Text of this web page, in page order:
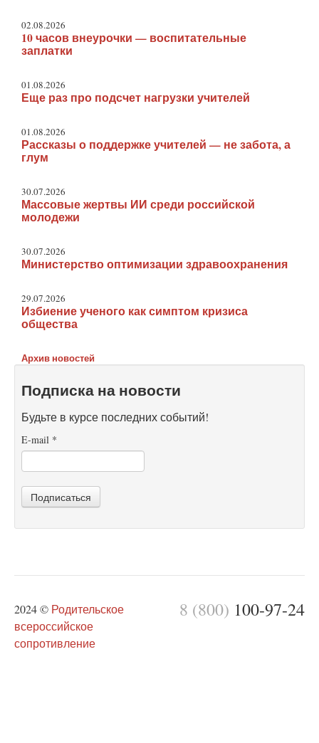
02.08.2026
10 часов внеурочки — воспитательные
заплатки
01.08.2026
Еще раз про подсчет нагрузки учителей
01.08.2026
Рассказы о поддержке учителей — не забота, а
глум
30.07.2026
Массовые жертвы ИИ среди российской
молодежи
30.07.2026
Министерство оптимизации здравоохранения
29.07.2026
Избиение ученого как симптом кризиса
общества
Архив новостей
Подписка на новости
Будьте в курсе последних событий!
E-mail *
Подписаться
8 (800) 100-97-24
2024 © Родительское
всероссийское
сопротивление